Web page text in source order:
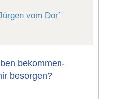
vom Dorf
bekommen-
besorgen?